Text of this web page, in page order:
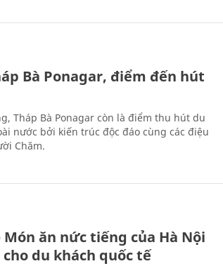
Bà Ponagar, điểm đến hút
Tháp Bà Ponagar còn là điểm thu hút du
nước bởi kiến trúc độc đáo cùng các điệu
Chăm.
Món ăn nức tiếng của Hà Nội
du khách quốc tế